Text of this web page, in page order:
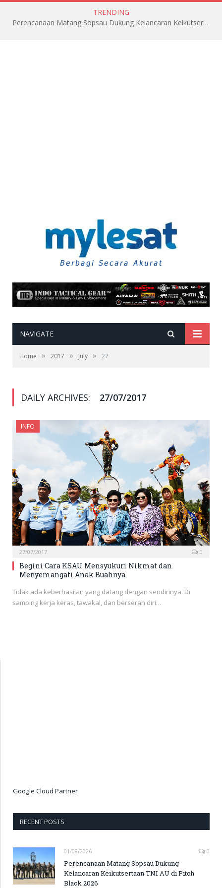
TRENDING
Perencanaan Matang Sopsau Dukung Kelancaran Keikutsertaan TNI AU di Pitch Black 2026
NAVIGATE
Home » 2017 » July » 27
DAILY ARCHIVES: 27/07/2017
INFO
27/07/2017 0
Begini Cara KSAU Mensyukuri Nikmat dan
Menyemangati Anak Buahnya
Tidak ada keberhasilan yang datang dengan sendirinya. Di
samping kerja keras, tawakal, dan berserah diri…
Google Cloud Partner
RECENT POSTS
01/08/2026 0
Perencanaan Matang Sopsau Dukung
Kelancaran Keikutsertaan TNI AU di Pitch
Black 2026